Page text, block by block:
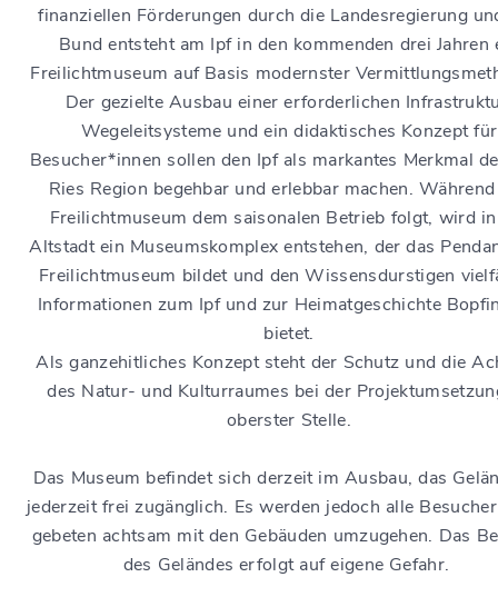
finanziellen Förderungen durch die Landesregierung
Bund entsteht am Ipf in den kommenden drei Jahren
Freilichtmuseum auf Basis modernster
Der gezielte Ausbau einer erforderlichen
Wegeleitsysteme und ein didaktisches Konzept für
Besucher*innen sollen den Ipf als markantes Merkmal
Ries Region begehbar und erlebbar machen.
Freilichtmuseum dem saisonalen Betrieb folgt, wird
Altstadt ein Museumskomplex entstehen, der das
Freilichtmuseum bildet und den Wissensdurstigen
Informationen zum Ipf und zur Heimatgeschichte
bietet.
Als ganzehitliches Konzept steht der Schutz und die
des Natur- und Kulturraumes bei der
oberster Stelle.
Das Museum befindet sich derzeit im Ausbau, das
jederzeit frei zugänglich. Es werden jedoch alle
gebeten achtsam mit den Gebäuden umzugehen. Das
des Geländes erfolgt auf eigene Gefahr.